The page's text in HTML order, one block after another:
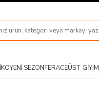
YENI SEZONFERACEÜST GIYIM